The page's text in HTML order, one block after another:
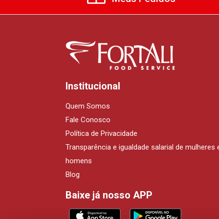
Institucional
Quem Somos
Fale Conosco
Política de Privacidade
Transparência e igualdade salarial de mulheres
homens
Blog
Baixe já nosso APP